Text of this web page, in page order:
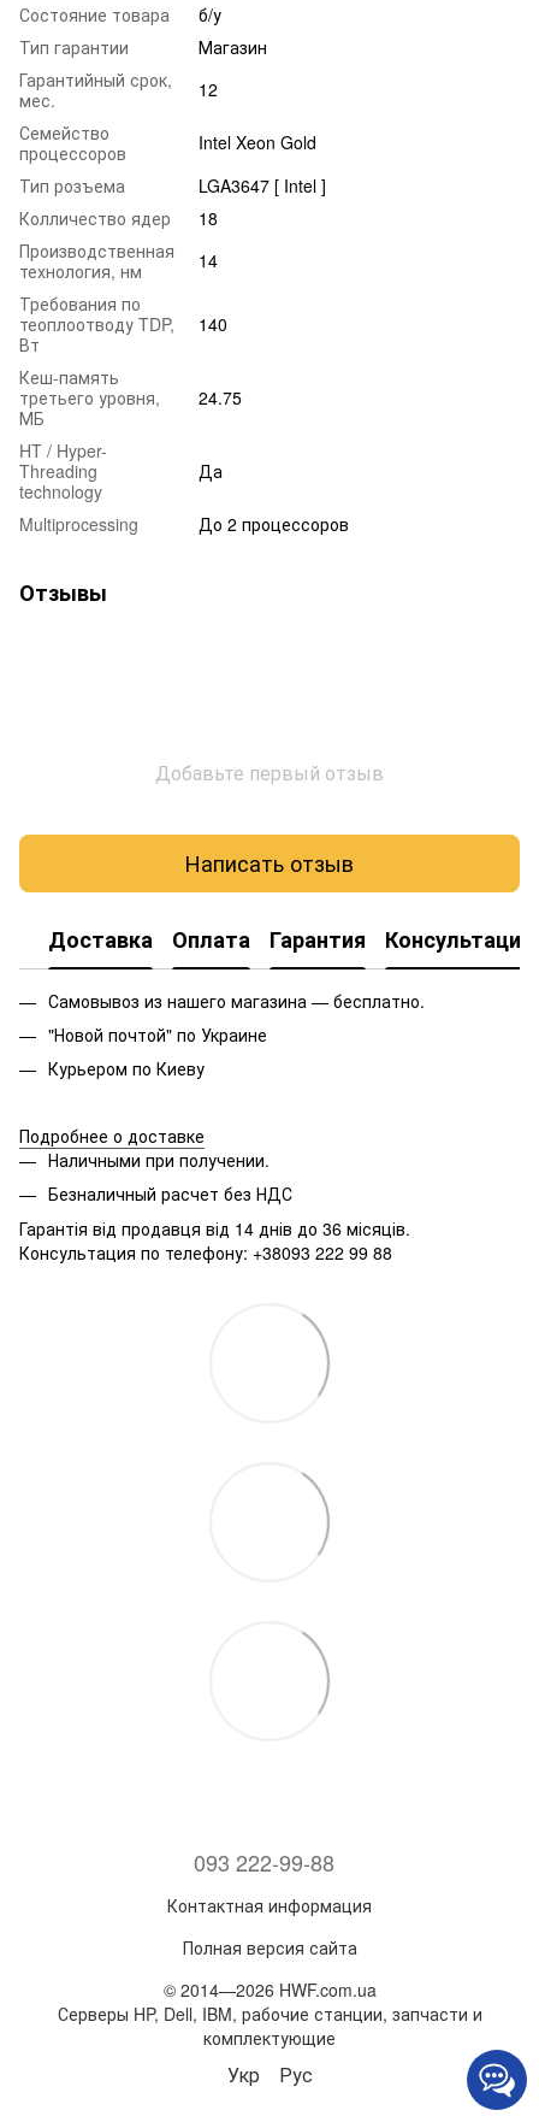
Состояние товара
б/у
Тип гарантии
Магазин
Гарантийный срок,
мес.
12
Семейство
процессоров
Intel Xeon Gold
Тип розъема
LGA3647 [ Intel ]
Колличество ядер
18
Производственная
технология, нм
14
Требования по
теоплоотводу TDP,
Вт
140
Кеш-память
третьего уровня,
МБ
24.75
HT / Hyper-
Threading
technology
Да
Multiprocessing До 2 процессоров
Отзывы
Добавьте первый отзыв
Написать отзыв
Доставка Оплата Гарантия Консультация
Самовывоз из нашего магазина — бесплатно.
"Новой почтой" по Украине
Курьером по Киеву
Подробнее о доставке
Наличными при получении.
Безналичный расчет без НДС
Гарантія від продавця від 14 днів до 36 місяців.
Консультация по телефону: +38093 222 99 88
093 222-99-88
Контактная информация
Полная версия сайта
© 2014—2026 HWF.com.ua
Серверы HP, Dell, IBM, рабочие станции, запчасти и
комплектующие
Укр Рус